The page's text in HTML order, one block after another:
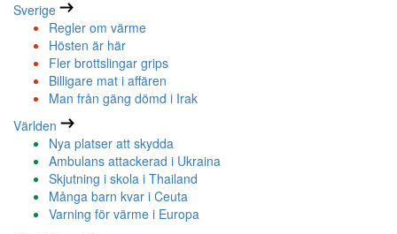
Sverige
Regler om värme
Hösten är här
Fler brottslingar grips
Billigare mat i affären
Man från gäng dömd i Irak
Världen
Nya platser att skydda
Ambulans attackerad i Ukraina
Skjutning i skola i Thailand
Många barn kvar i Ceuta
Varning för värme i Europa